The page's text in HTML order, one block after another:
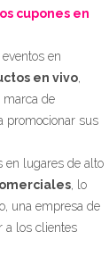
cupones en
en
en vivo
marca de
promocionar sus
en lugares de alto
, lo
una empresa de
a los clientes